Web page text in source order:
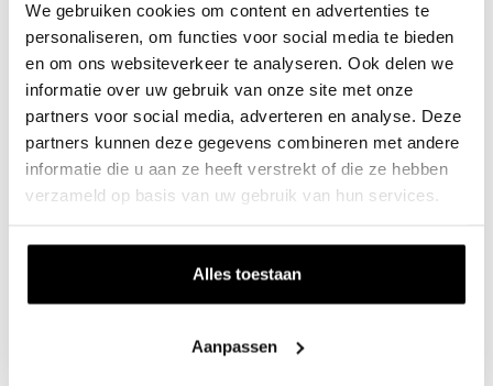
We gebruiken cookies om content en advertenties te
personaliseren, om functies voor social media te bieden
en om ons websiteverkeer te analyseren. Ook delen we
informatie over uw gebruik van onze site met onze
partners voor social media, adverteren en analyse. Deze
partners kunnen deze gegevens combineren met andere
informatie die u aan ze heeft verstrekt of die ze hebben
verzameld op basis van uw gebruik van hun services.
Alles toestaan
Aanpassen
mit klarem Design. Eine vielseitige Lösung, die sich
in unterschiedliche Interieurs einfügt.
Die Garderobe wird als Maßanfertigung gefertigt
und ist für die Montage an der Decke vorgesehen.
Das Design besteht aus zwei vertikalen
Elementen mit einer darunterliegenden Stange.
So bleibt der Boden frei und es entsteht
lässt sie sich gut mit einem Möbelstück
kombinieren oder auch in kleineren Räumen oder